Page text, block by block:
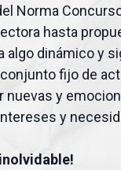
Norma
hasta
algo dinámico y
fijo de
y
y